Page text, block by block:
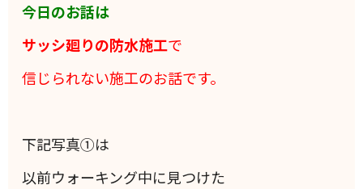
今日のお話は
サッシ廻りの防水施工で
信じられない施工のお話です。
下記写真①は
以前ウォーキング中に見つけた